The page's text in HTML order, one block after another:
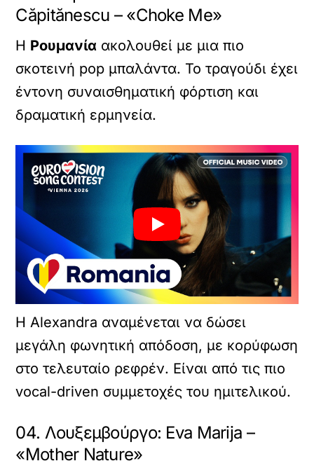
Căpitănescu – «Choke Me»
Η Ρουμανία ακολουθεί με μια πιο
σκοτεινή pop μπαλάντα. Το τραγούδι έχει
έντονη συναισθηματική φόρτιση και
δραματική ερμηνεία.
Η Alexandra αναμένεται να δώσει
μεγάλη φωνητική απόδοση, με κορύφωση
στο τελευταίο ρεφρέν. Είναι από τις πιο
vocal-driven συμμετοχές του ημιτελικού.
04. Λουξεμβούργο: Eva Marija –
«Mother Nature»